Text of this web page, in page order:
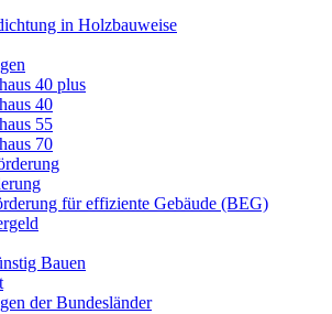
in Holzbauweise
40 plus
40
55
70
für effiziente Gebäude (BEG)
Bauen
der Bundesländer